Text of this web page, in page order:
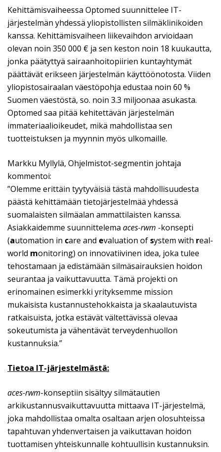
Kehittämisvaiheessa Optomed suunnittelee IT-
järjestelmän yhdessä yliopistollisten silmäklinikoiden
kanssa. Kehittämisvaiheen liikevaihdon arvioidaan
olevan noin 350 000 € ja sen keston noin 18 kuukautta,
jonka päätyttyä sairaanhoitopiirien kuntayhtymät
päättävät erikseen järjestelmän käyttöönotosta. Viiden
yliopistosairaalan väestöpohja edustaa noin 60 %
Suomen väestöstä, so. noin 3.3 miljoonaa asukasta.
Optomed saa pitää kehitettävän järjestelmän
immateriaalioikeudet, mikä mahdollistaa sen
tuotteistuksen ja myynnin myös ulkomaille.
Markku Myllylä, Ohjelmistot-segmentin johtaja
kommentoi:
”Olemme erittäin tyytyväisiä tästä mahdollisuudesta
päästä kehittämään tietojärjestelmää yhdessä
suomalaisten silmäalan ammattilaisten kanssa.
Asiakkaidemme suunnittelema aces-rwm -konsepti
(automation in care and evaluation of system with real-
world monitoring) on innovatiivinen idea, joka tulee
tehostamaan ja edistämään silmäsairauksien hoidon
seurantaa ja vaikuttavuutta. Tämä projekti on
erinomainen esimerkki yrityksemme mission
mukaisista kustannustehokkaista ja skaalautuvista
ratkaisuista, jotka estävät vältettävissä olevaa
sokeutumista ja vähentävät terveydenhuollon
kustannuksia.”
Tietoa IT-järjestelmästä:
aces-rwm-konseptiin sisältyy silmätautien
arkikustannusvaikuttavuutta mittaava IT-järjestelmä,
joka mahdollistaa omalta osaltaan arjen olosuhteissa
tapahtuvan yhdenvertaisen ja vaikuttavan hoidon
tuottamisen yhteiskunnalle kohtuullisin kustannuksin.